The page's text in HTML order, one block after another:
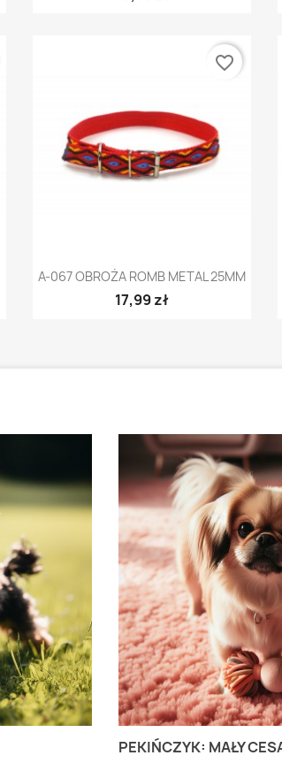
Szybki podgląd
A-067 OBROŻA ROMB METAL 25MM
17,99 zł
favorite_border
PEKIŃCZYK: MAŁY